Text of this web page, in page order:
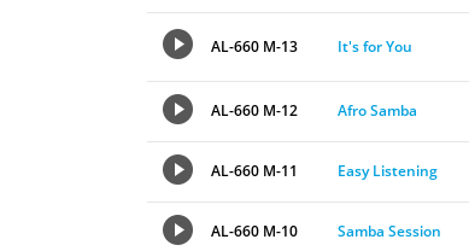
AL-660 M-13 It's for You
AL-660 M-12 Afro Samba
AL-660 M-11 Easy Listening
AL-660 M-10 Samba Session